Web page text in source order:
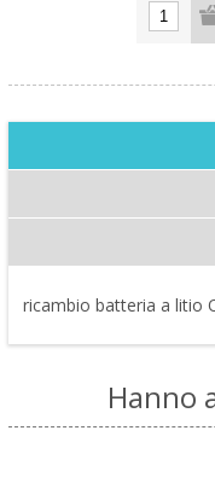
ricambio batteria a litio
Hanno